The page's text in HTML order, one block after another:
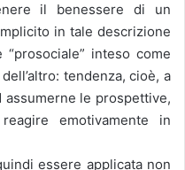
il benessere di un
in tale descrizione
inteso come
tendenza, cioè, a
assumerne le prospettive,
emotivamente in
essere applicata non